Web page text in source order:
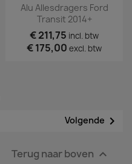
Alu Allesdragers Ford
Transit 2014+
€ 211,75 incl. btw
€ 175,00 excl. btw
Volgende 
Terug naar boven 